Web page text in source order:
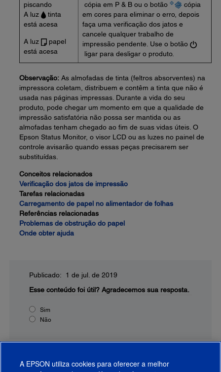
piscando
A luz
tinta
está acesa
A luz
papel
está acesa
cópia em P & B ou o botão
cópia
em cores para eliminar o erro, depois
faça uma verificação dos jatos e
cancele qualquer trabalho de
impressão pendente. Use o botão
ligar para desligar o produto.
Observação: As almofadas de tinta (feltros absorventes) na
impressora coletam, distribuem e contêm a tinta que não é
usada nas páginas impressas. Durante a vida do seu
produto, pode chegar um momento em que a qualidade de
impressão satisfatória não possa ser mantida ou as
almofadas tenham chegado ao fim de suas vidas úteis. O
Epson Status Monitor, o visor LCD ou as luzes no painel de
controle avisarão quando essas peças precisarem ser
substituídas.
Conceitos relacionados
Verificação dos jatos de impressão
Tarefas relacionadas
Carregamento de papel no alimentador de folhas
Referências relacionadas
Problemas de obstrução do papel
Onde obter ajuda
Publicado: 1 de jul. de 2019
Esse conteúdo foi útil? Agradecemos sua resposta.
Sim
Não
A EPSON utiliza cookies para oferecer a melhor